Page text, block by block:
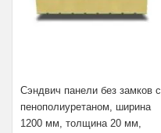
Сэндвич панели без замков с
пенополиуретаном, ширина
1200 мм, толщина 20 мм,